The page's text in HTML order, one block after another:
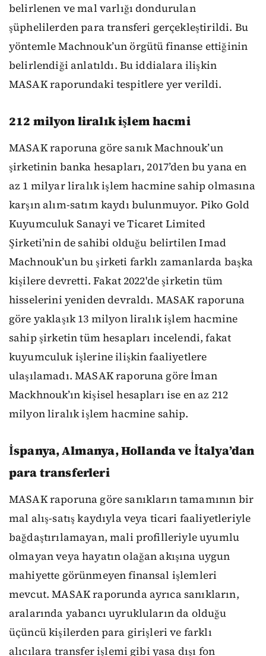
belirlenen ve mal varlığı dondurulan
şüphelilerden para transferi gerçekleştirildi. Bu
yöntemle Machnouk’un örgütü finanse ettiğinin
belirlendiği anlatıldı. Bu iddialara ilişkin
MASAK raporundaki tespitlere yer verildi.
212 milyon liralık işlem hacmi
MASAK raporuna göre sanık Machnouk’un
şirketinin banka hesapları, 2017’den bu yana en
az 1 milyar liralık işlem hacmine sahip olmasına
karşın alım-satım kaydı bulunmuyor. Piko Gold
Kuyumculuk Sanayi ve Ticaret Limited
Şirketi’nin de sahibi olduğu belirtilen Imad
Machnouk’un bu şirketi farklı zamanlarda başka
kişilere devretti. Fakat 2022'de şirketin tüm
hisselerini yeniden devraldı. MASAK raporuna
göre yaklaşık 13 milyon liralık işlem hacmine
sahip şirketin tüm hesapları incelendi, fakat
kuyumculuk işlerine ilişkin faaliyetlere
ulaşılamadı. MASAK raporuna göre İman
Mackhnouk’ın kişisel hesapları ise en az 212
milyon liralık işlem hacmine sahip.
İspanya, Almanya, Hollanda ve İtalya’dan
para transferleri
MASAK raporuna göre sanıkların tamamının bir
mal alış-satış kaydıyla veya ticari faaliyetleriyle
bağdaştırılamayan, mali profilleriyle uyumlu
olmayan veya hayatın olağan akışına uygun
mahiyette görünmeyen finansal işlemleri
mevcut. MASAK raporunda ayrıca sanıkların,
aralarında yabancı uyrukluların da olduğu
üçüncü kişilerden para girişleri ve farklı
alıcılara transfer işlemi gibi yasa dışı fon